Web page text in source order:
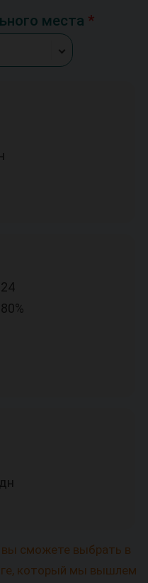
места
сможете выбрать в
который мы вышлем